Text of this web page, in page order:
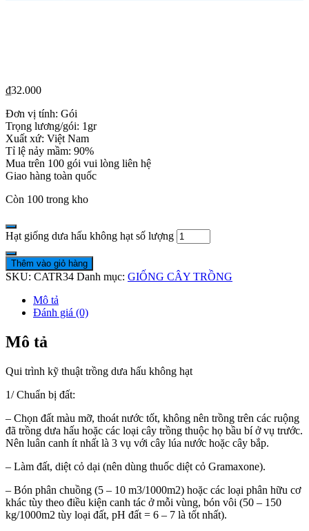
₫32.000
Đơn vị tính: Gói
Trọng lương/gói: 1gr
Xuất xứ: Việt Nam
Tỉ lệ nảy mầm: 90%
Mua trên 100 gói vui lòng liên hệ
Giao hàng toàn quốc
Còn 100 trong kho
Hạt giống dưa hấu không hạt số lượng
Thêm vào giỏ hàng
SKU: CATR34 Danh mục: GIỐNG CÂY TRỒNG
Mô tả
Đánh giá (0)
Mô tả
Qui trình kỹ thuật trồng dưa hấu không hạt
1/ Chuẩn bị đất:
– Chọn đất màu mỡ, thoát nước tốt, không nên trồng trên các ruộng
đã trồng dưa hấu hoặc các loại cây trồng thuộc họ bầu bí ở vụ trước.
Nên luân canh ít nhất là 3 vụ với cây lúa nước hoặc cây bắp.
– Làm đất, diệt cỏ dại (nên dùng thuốc diệt cỏ Gramaxone).
– Bón phân chuồng (5 – 10 m3/1000m2) hoặc các loại phân hữu cơ
khác tùy theo điều kiện canh tác ở mỗi vùng, bón vôi (50 – 150
kg/1000m2 tùy loại đất, pH đất = 6 – 7 là tốt nhất).